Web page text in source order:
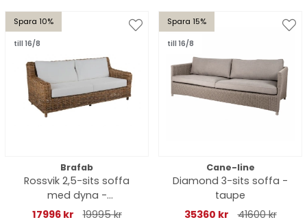
Spara 10%
till 16/8
Brafab
Rossvik 2,5-sits soffa
med dyna -
natur/offwhite
17996 kr 19995 kr
Spara 15%
till 16/8
Cane-line
Diamond 3-sits soffa -
taupe
35360 kr
41600 kr